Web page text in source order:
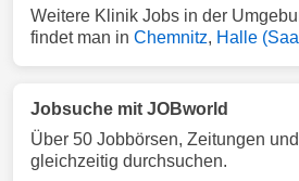
Weitere Klinik Jobs in der
findet man in Chemnitz, Halle
Jobsuche mit JOBworld
Über 50 Jobbörsen, Zeitungen
gleichzeitig durchsuchen.